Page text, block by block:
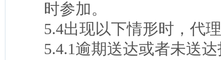
时参加。
5.4出现以下情形时，代
5.4.1逾期送达或者未送